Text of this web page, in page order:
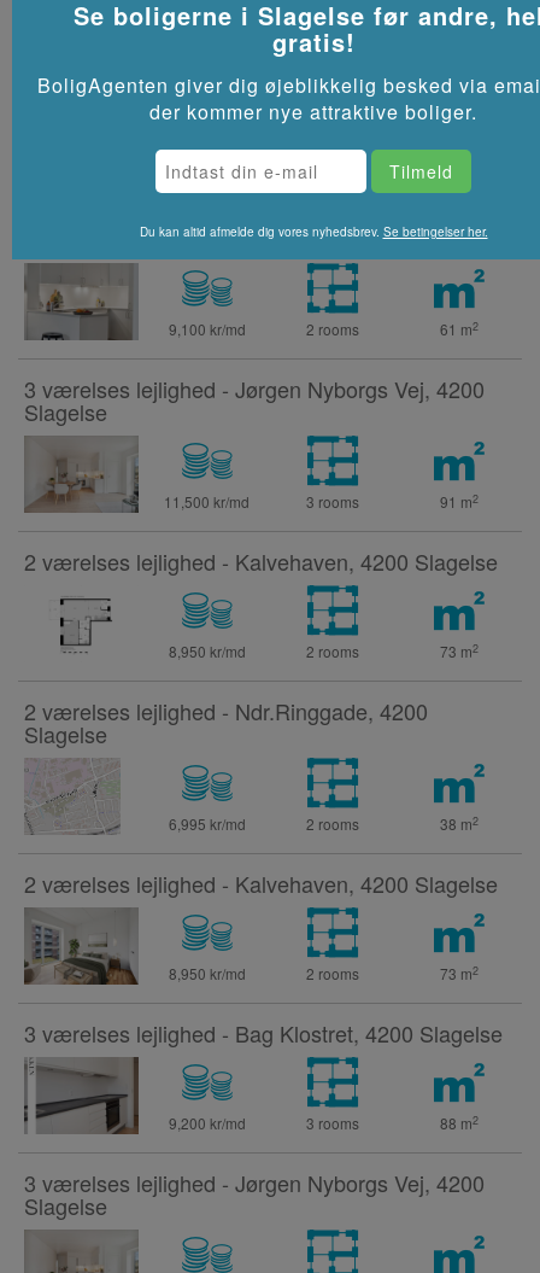
2 værelses lejlighed - Jørgen Nyborgs Vej, 4200
m
9,100 kr/md 2 rooms 61 m2
3 værelses lejlighed - Jørgen Nyborgs Vej, 4200
Slagelse
11,500 kr/md 3 rooms 91 m2
2 værelses lejlighed - Kalvehaven, 4200 Slagelse
8,950 kr/md 2 rooms 73 m2
2 værelses lejlighed - Ndr.Ringgade, 4200
Slagelse
6,995 kr/md 2 rooms 38 m2
2 værelses lejlighed - Kalvehaven, 4200 Slagelse
8,950 kr/md 2 rooms 73 m2
3 værelses lejlighed - Bag Klostret, 4200 Slagelse
9,200 kr/md 3 rooms 88 m2
3 værelses lejlighed - Jørgen Nyborgs Vej, 4200
Slagelse
Se boligerne i Slagelse før andre,
gratis!
BoligAgenten giver dig øjeblikkelig besked via
der kommer nye attraktive boliger.
Du kan altid afmelde dig vores nyhedsbrev. Se betingelser her.